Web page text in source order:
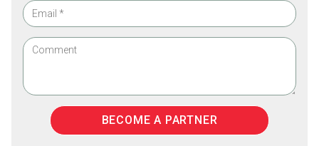
BECOME A PARTNER